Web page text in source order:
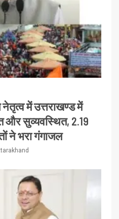
में उत्तराखण्ड में
और सुव्यवस्थित, 2.19
ने भरा गंगाजल